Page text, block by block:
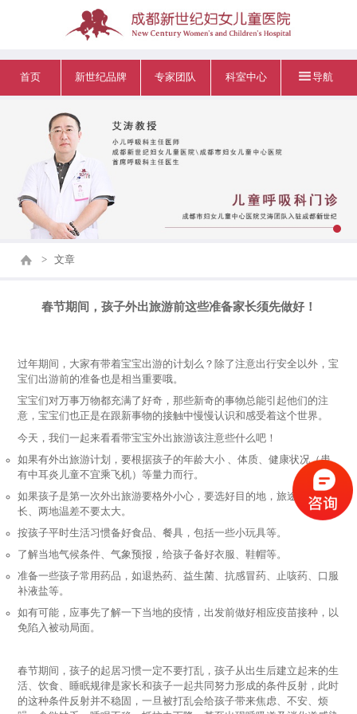
首页 新世纪品牌 专家团队 科室中心 导航
> 文章
春节期间，孩子外出旅游前这些准备家长须先做好！
过年期间，大家有带着宝宝出游的计划么？除了注意出行安全以外，宝
宝们出游前的准备也是相当重要哦。
宝宝们对万事万物都充满了好奇，那些新奇的事物总能引起他们的注
意，宝宝们也正是在跟新事物的接触中慢慢认识和感受着这个世界。
今天，我们一起来看看带宝宝外出旅游该注意些什么吧！
如果有外出旅游计划，要根据孩子的年龄大小 、体质、健康状况（患
有中耳炎儿童不宜乘飞机）等量力而行。
如果孩子是第一次外出旅游要格外小心，要选好目的地，旅途不要太
长、两地温差不要太大。
按孩子平时生活习惯备好食品、餐具，包括一些小玩具等。
了解当地气候条件、气象预报，给孩子备好衣服、鞋帽等。
准备一些孩子常用药品，如退热药、益生菌、抗感冒药、止咳药、口服
补液盐等。
如有可能，应事先了解一下当地的疫情，出发前做好相应疫苗接种，以
免陷入被动局面。
春节期间，孩子的起居习惯一定不要打乱，孩子从出生后建立起来的生
活、饮食、睡眠规律是家长和孩子一起共同努力形成的条件反射，此时
的这种条件反射并不稳固，一旦被打乱会给孩子带来焦虑、不安、烦